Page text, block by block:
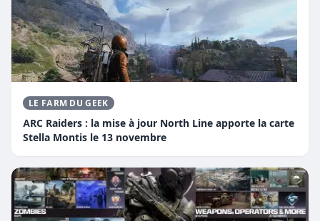
LE FARM DU GEEK
ARC Raiders : la mise à jour North Line apporte la carte
Stella Montis le 13 novembre